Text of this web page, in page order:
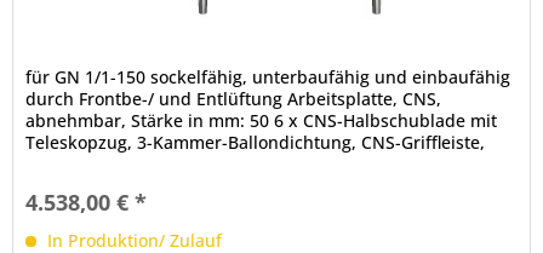
für GN 1/1-150 sockelfähig, unterbaufähig und einbaufähig
durch Frontbe-/ und Entlüftung Arbeitsplatte, CNS,
abnehmbar, Stärke in mm: 50 6 x CNS-Halbschublade mit
Teleskopzug, 3-Kammer-Ballondichtung, CNS-Griffleiste,
der Frontblende) automatische Abtauung (auch...
4.538,00 € *
In Produktion/ Zulauf